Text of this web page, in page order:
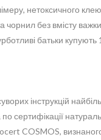
нетоксичного
чорнил без вмісту
батьки купують
інструкцій
сертифікації
COSMOS,